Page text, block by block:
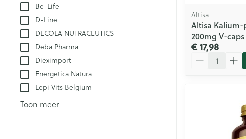
Be-Life
D-Line
DECOLA NUTRACEUTICS
Deba Pharma
Dieximport
Energetica Natura
Lepi Vits Belgium
Toon meer
Altisa
Altisa
200mg V-
€ 17,98